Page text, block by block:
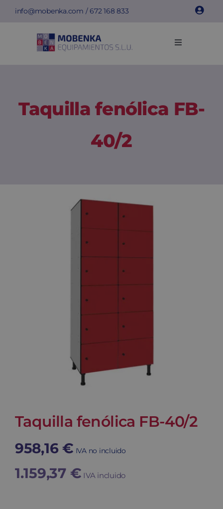
Saltar
contenido
info@mobenka.com /672 168 833
Toggle
Bancos
Taquilla fenólica FB-
40/2
Taquilla fenólica FB-40/2
958,16 € IVA no incluido
1.159,37 € IVA incluido